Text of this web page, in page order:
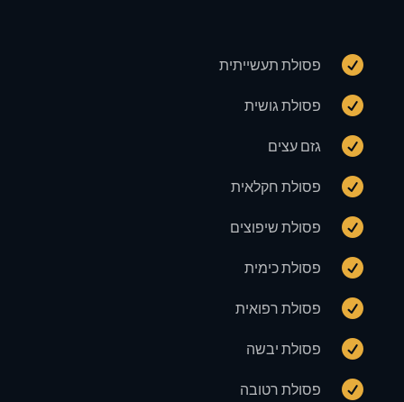
 פסולת תעשייתית
 פסולת גושית
 גזם עצים
 פסולת חקלאית
 פסולת שיפוצים
 פסולת כימית
 פסולת רפואית
 פסולת יבשה
 פסולת רטובה